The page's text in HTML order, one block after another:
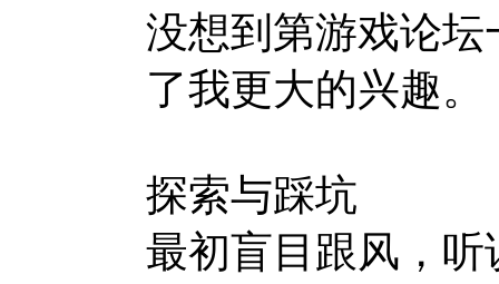
没想到第游戏论坛
了我更大的兴趣。
探索与踩坑
最初盲目跟风，听